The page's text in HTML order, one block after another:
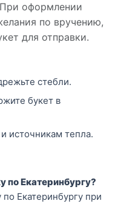
оформлении
по вручению,
для отправки.
стебли.
букет в
источникам тепла.
по Екатеринбургу?
Екатеринбургу при